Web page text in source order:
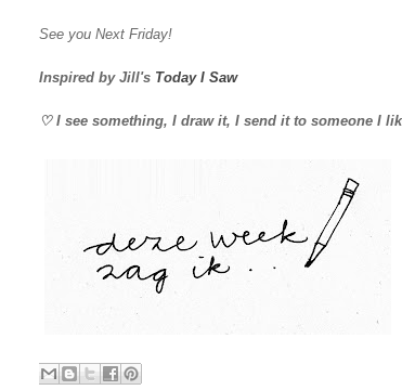
See you Next Friday!
Inspired by Jill's Today I Saw
♡ I see something, I draw it, I send it to someone I